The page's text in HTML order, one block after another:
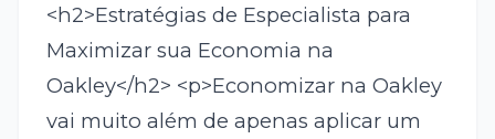
<h2>Estratégias de Especialista para
Maximizar sua Economia na
Oakley</h2> <p>Economizar na Oakley
vai muito além de apenas aplicar um